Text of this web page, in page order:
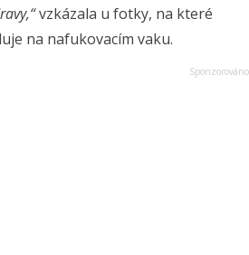
vzkázala u fotky, na které
na nafukovacím vaku.